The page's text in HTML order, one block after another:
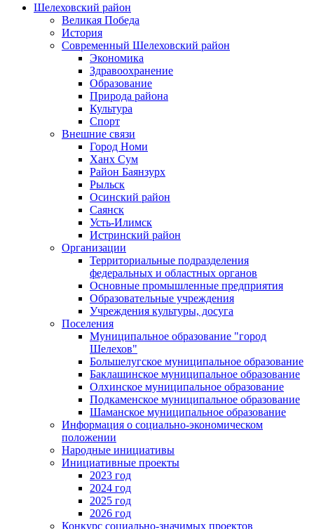
Шелеховский район
Великая Победа
История
Современный Шелеховский район
Экономика
Здравоохранение
Образование
Природа района
Культура
Спорт
Внешние связи
Город Номи
Ханх Сум
Район Баянзурх
Рыльск
Осинский район
Саянск
Усть-Илимск
Истринский район
Организации
Территориальные подразделения
федеральных и областных органов
Основные промышленные предприятия
Образовательные учреждения
Учреждения культуры, досуга
Поселения
Муниципальное образование "город
Шелехов"
Большелугское муниципальное образование
Баклашинское муниципальное образование
Олхинское муниципальное образование
Подкаменское муниципальное образование
Шаманское муниципальное образование
Информация о социально-экономическом
положении
Народные инициативы
Инициативные проекты
2023 год
2024 год
2025 год
2026 год
Конкурс социально-значимых проектов